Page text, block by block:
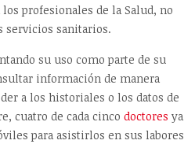
profesionales de la Salud, no
servicios sanitarios.
su uso como parte de su
información de manera
a los historiales o los datos de
cuatro de cada cincodoctores ya
para asistirlos en sus labores